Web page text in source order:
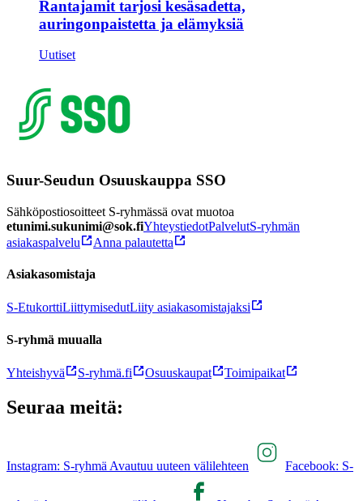
Rantajamit tarjosi kesäsadetta,
auringonpaistetta ja elämyksiä
Uutiset
Suur-Seudun Osuuskauppa SSO
Sähköpostiosoitteet S-ryhmässä ovat muotoa
etunimi.sukunimi@sok.fiYhteystiedotPalvelutS-ryhmän
asiakaspalvelu
Anna palautetta
Asiakasomistaja
S-EtukorttiLiittymisedutLiity asiakasomistajaksi
S-ryhmä muualla
Yhteishyvä S-ryhmä.fi Osuuskaupat Toimipaikat
Seuraa meitä:
Instagram: S-ryhmä Avautuu uuteen välilehteen Facebook: S-